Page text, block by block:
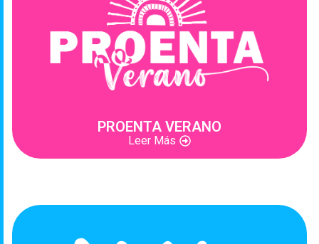
PROENTA VERANO
Leer Más